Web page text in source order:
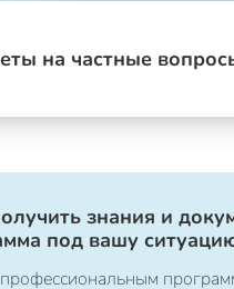
на частные
знания и
под вашу